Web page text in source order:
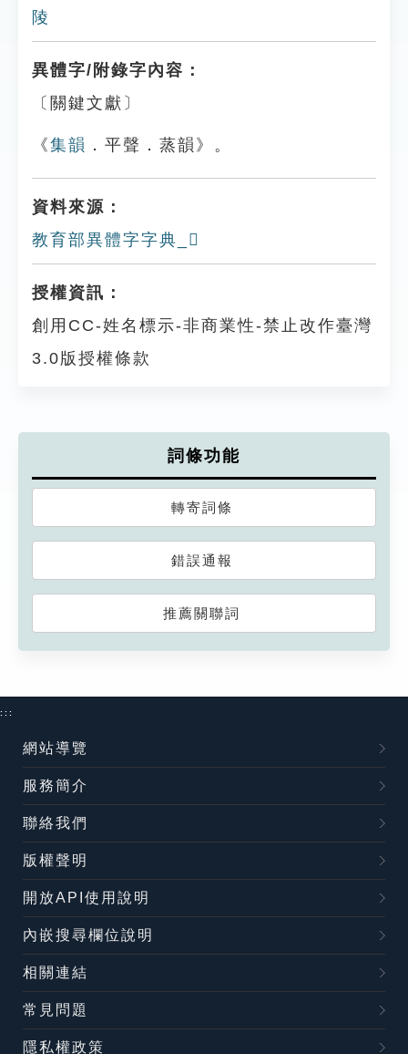
陵
異體字/附錄字內容：
〔關鍵文獻〕
《集韻 ．平聲．蒸韻》。
資料來源：
教育部異體字字典_𨻪
授權資訊：
創用CC-姓名標示-非商業性-禁止改作臺灣
3.0版授權條款
詞條功能
轉寄詞條
錯誤通報
推薦關聯詞
:::
網站導覽
服務簡介
聯絡我們
版權聲明
開放API使用說明
內嵌搜尋欄位說明
相關連結
常見問題
隱私權政策